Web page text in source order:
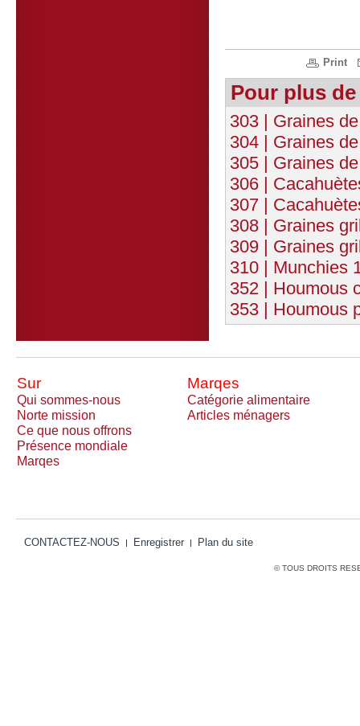
Print
Pour plus
303 | Graines
304 | Graines
305 | Graines
306 |
307 |
308 | Graines
309 | Graines
310 | Munchies
352 | Houmous
353 | Houmous
Sur Marqes
Qui sommes-nous
Catégorie alimentaire
Norte mission
Articles ménagers
Ce que nous offrons
Présence mondiale
Marqes
CONTACTEZ-NOUS Enregistrer Plan du site
© TOUS DROITS